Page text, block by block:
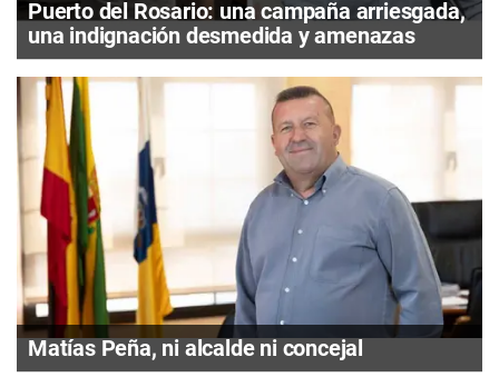
Puerto del Rosario: una campaña arriesgada,
una indignación desmedida y amenazas
Matías Peña, ni alcalde ni concejal